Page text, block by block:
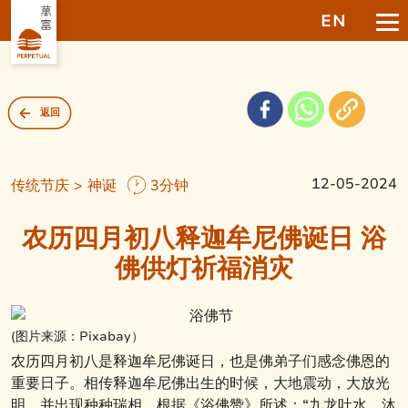
EN
返回
传统节庆 > 神诞 3分钟 12-05-2024
农历四月初八释迦牟尼佛诞日 浴
佛供灯祈福消灾
(图片来源：Pixabay）
农历四月初八是释迦牟尼佛诞日，也是佛弟子们感念佛恩的
重要日子。相传释迦牟尼佛出生的时候，大地震动，大放光